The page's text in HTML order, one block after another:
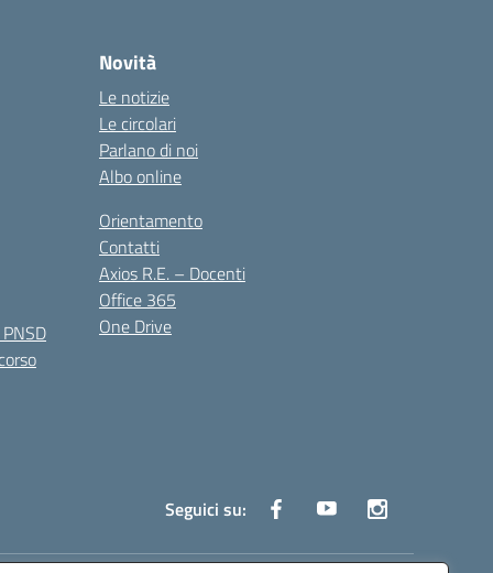
Novità
Le notizie
Le circolari
Parlano di noi
Albo online
Orientamento
Contatti
Axios R.E. – Docenti
Office 365
One Drive
Seguici su: